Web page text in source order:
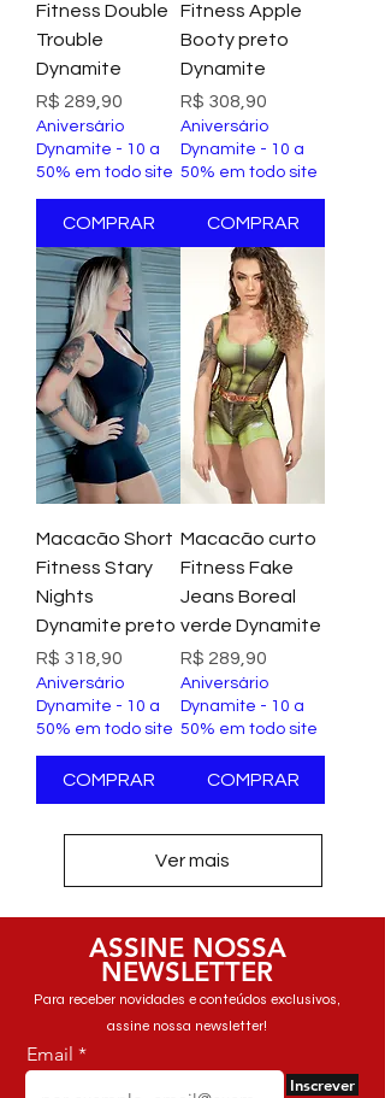
Fitness Double
Trouble
Dynamite
Preço
R$ 289,90
Aniversário
Dynamite - 10 a
50% em todo site
COMPRAR
Fitness Apple
Booty preto
Dynamite
Preço
R$ 308,90
Aniversário
Dynamite - 10 a
50% em todo site
COMPRAR
Macacão Short
Fitness Stary
Nights
Dynamite preto
Preço
R$ 318,90
Aniversário
Dynamite - 10 a
50% em todo site
COMPRAR
Macacão curto
Fitness Fake
Jeans Boreal
verde Dynamite
Preço
R$ 289,90
Aniversário
Dynamite - 10 a
50% em todo site
COMPRAR
Ver mais
ASSINE NOSSA
NEWSLETTER
Para receber novidades e conteúdos exclusivos,
assine nossa newsletter!
Email
Inscrever